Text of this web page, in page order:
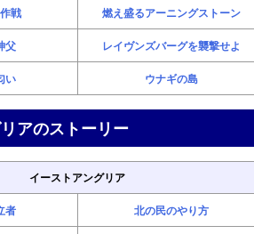
戦 燃え盛るアーニングストーン
父 レイヴンズバーグを襲撃せよ
い ウナギの島
アのストーリー
イーストアングリア
者 北の民のやり方